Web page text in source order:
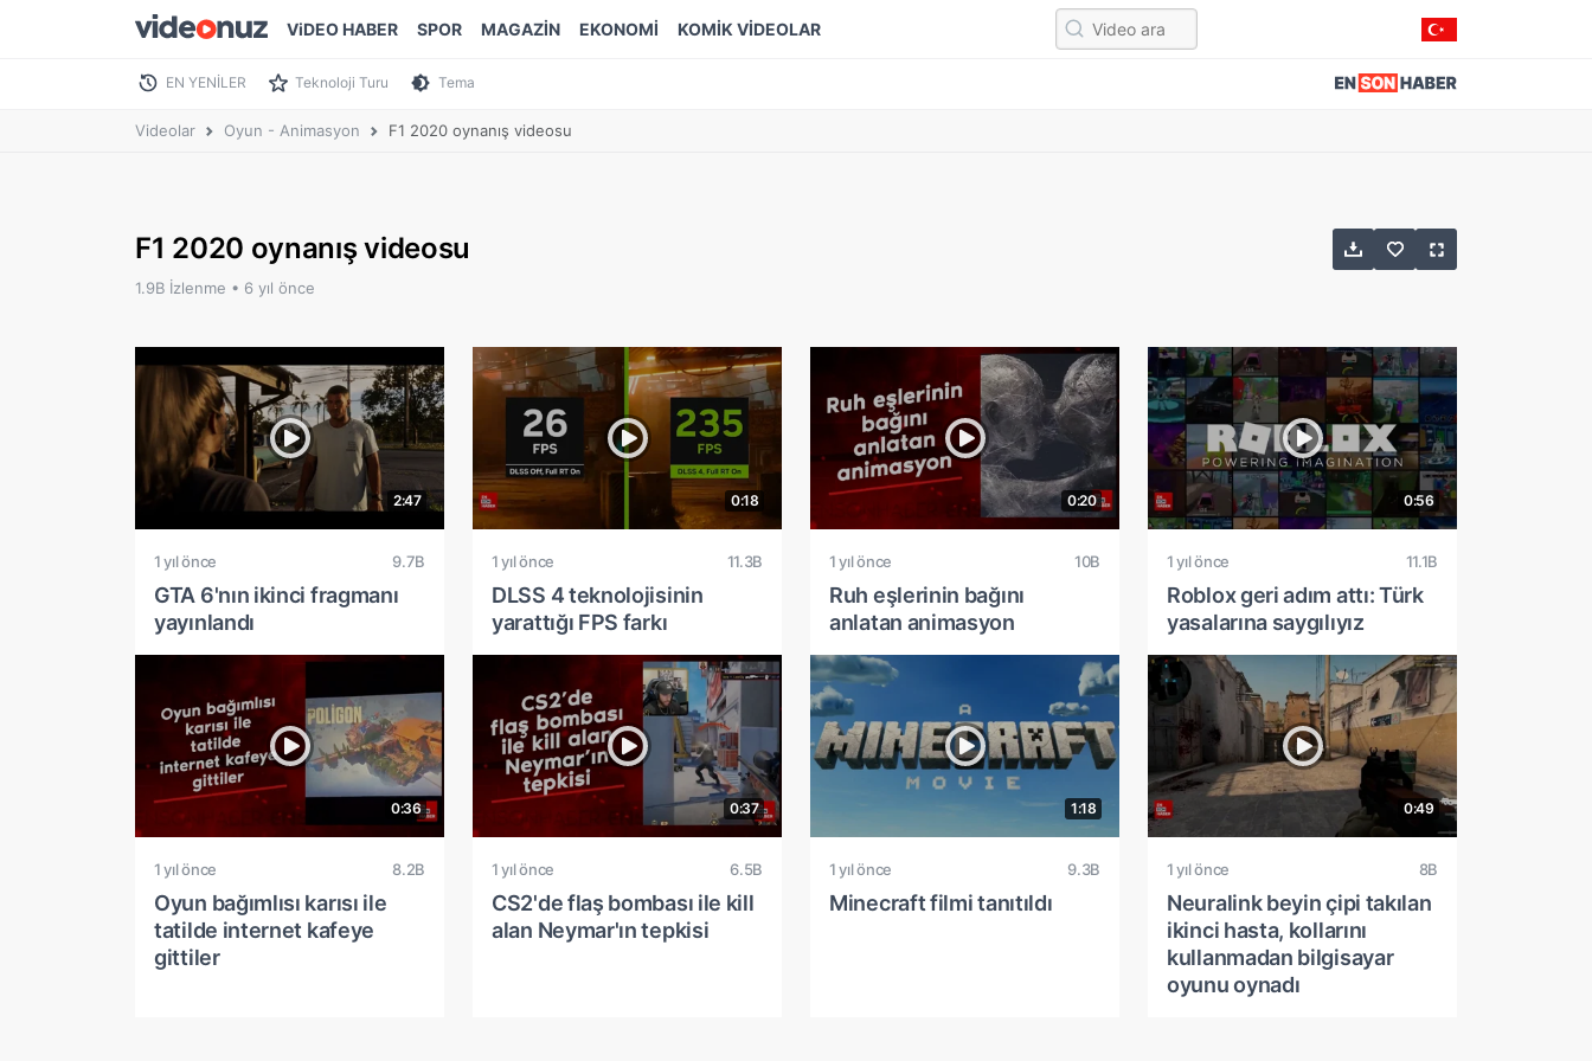
ViDEO HABER SPOR MAGAZİN EKONOMİ KOMİK VİDEOLAR
EN YENİLER Teknoloji Turu Tema
Videolar Oyun - Animasyon F1 2020 oynanış videosu
F1 2020 oynanış videosu
1.9B İzlenme • 6 yıl önce
2:47
1 yıl önce 9.7B
GTA 6'nın ikinci fragmanı
yayınlandı
0:18
1 yıl önce 11.3B
DLSS 4 teknolojisinin
yarattığı FPS farkı
0:20
1 yıl önce 10B
Ruh eşlerinin bağını
anlatan animasyon
0:56
1 yıl önce 11.1B
Roblox geri adım attı: Türk
yasalarına saygılıyız
0:36
1 yıl önce 8.2B
Oyun bağımlısı karısı ile
tatilde internet kafeye
gittiler
0:37
1 yıl önce 6.5B
CS2'de flaş bombası ile kill
alan Neymar'ın tepkisi
1:18
1 yıl önce 9.3B
Minecraft filmi tanıtıldı
0:49
1 yıl önce 8B
Neuralink beyin çipi takılan
ikinci hasta, kollarını
kullanmadan bilgisayar
oyunu oynadı